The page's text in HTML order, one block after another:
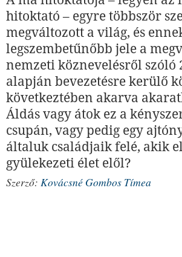
hitoktató – egyre többször
megváltozott a világ, és
legszembetűnőbb jele a
nemzeti köznevelésről szóló
alapján bevezetésre kerülő
következtében akarva
Áldás vagy átok ez a
csupán, vagy pedig egy
általuk családjaik felé, akik
gyülekezeti élet elől?
Szerző: Kovácsné Gombos Tímea